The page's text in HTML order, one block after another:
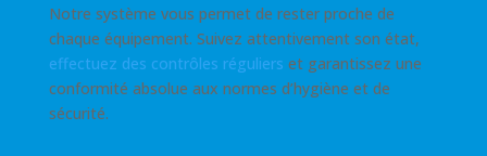
Notre système vous permet de rester proche de
chaque équipement. Suivez attentivement son état,
effectuez des contrôles réguliers et garantissez une
conformité absolue aux normes d’hygiène et de
sécurité.